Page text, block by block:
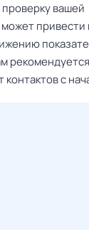
вашей
рекомендуется
контактов с